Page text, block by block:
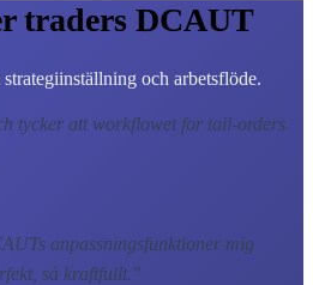
traders DCAUT
och arbetsflöde.
tycker att workflowet for tail-orders
anpassningsfunktioner mig
så kraftfullt."